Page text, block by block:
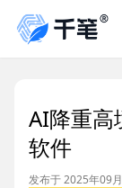
AI降重高
软件
发布于 2025年09